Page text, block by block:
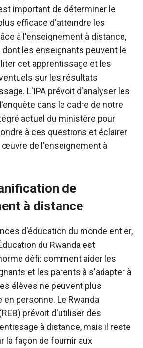
important de déterminer le
efficace d'atteindre les
à l'enseignement à distance,
dont les enseignants peuvent le
cet apprentissage et les
sur les résultats
L'IPA prévoit d'analyser les
dans le cadre de notre
actuel du ministère pour
à ces questions et éclairer
œuvre de l'enseignement à
de
à distance
d'éducation du monde entier,
du Rwanda est
défi: comment aider les
et les parents à s'adapter à
élèves ne peuvent plus
personne. Le Rwanda
prévoit d'utiliser des
à distance, mais il reste
la façon de fournir aux